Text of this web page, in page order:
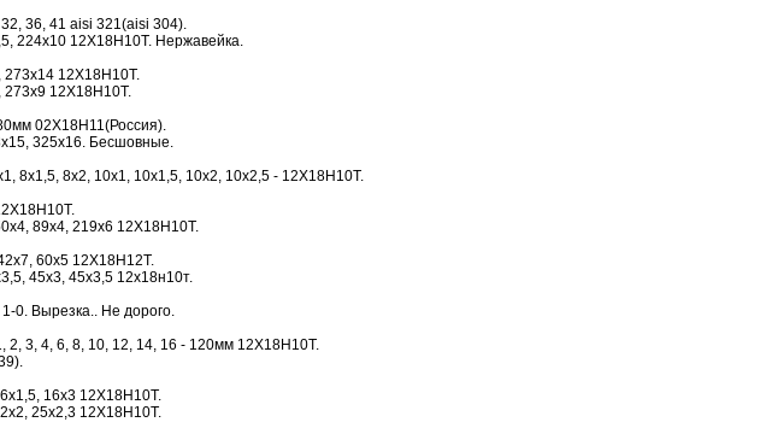
36, 41 aisi 321(aisi 304).
224х10 12Х18Н10Т. Нержавейка.
12Х18Н10Т.
12Х18Н10Т.
02Х18Н11(Россия).
325х16. Бесшовные.
8х1,5, 8х2, 10х1, 10х1,5, 10х2, 10х2,5 - 12Х18Н10Т.
89х4, 219х6 12Х18Н10Т.
60х5 12Х18Н12Т.
45х3, 45х3,5 12х18н10т.
0. Вырезка.. Не дорого.
3, 4, 6, 8, 10, 12, 14, 16 - 120мм 12Х18Н10Т.
16х3 12Х18Н10Т.
25х2,3 12Х18Н10Т.